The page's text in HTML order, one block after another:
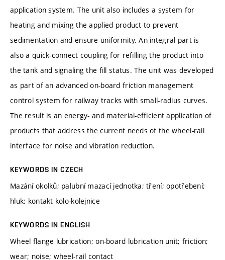
application system. The unit also includes a system for
heating and mixing the applied product to prevent
sedimentation and ensure uniformity. An integral part is
also a quick-connect coupling for refilling the product into
the tank and signaling the fill status. The unit was developed
as part of an advanced on-board friction management
control system for railway tracks with small-radius curves.
The result is an energy- and material-efficient application of
products that address the current needs of the wheel-rail
interface for noise and vibration reduction.
KEYWORDS IN CZECH
Mazání okolků; palubní mazací jednotka; tření; opotřebení;
hluk; kontakt kolo-kolejnice
KEYWORDS IN ENGLISH
Wheel flange lubrication; on-board lubrication unit; friction;
wear; noise; wheel-rail contact